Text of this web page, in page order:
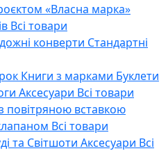
«Власна марка»
Всі товари
конверти Стандартні
Книги з марками Буклети
Аксесуари Всі товари
повітряною вставкою
Всі товари
та Світшоти Аксесуари Всі